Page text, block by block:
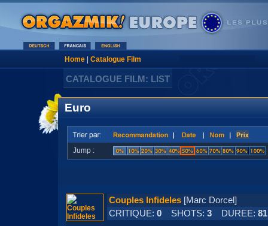
Home| Catalogue Film
CATALOGUE FILM: LIST
Euro
Jump :
Couples Infideles[Marc Dorcel]
CRITIQUE: 0SHOTS: 3DUREE: